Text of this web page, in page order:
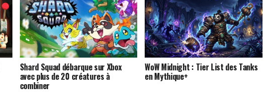
Shard Squad débarque sur Xbox
avec plus de 20 créatures à
combiner
WoW Midnight : Tier List des Tanks
en Mythique+